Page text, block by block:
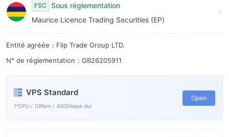
9
FSC
Sous réglementation
Maurice Licence Trading Securities (EP)
Entité agréée：Flip Trade Group LTD.
N° de réglementation：GB26205911
VPS Standard
1*CPU / 1GRam / 40GDisque dur
Open